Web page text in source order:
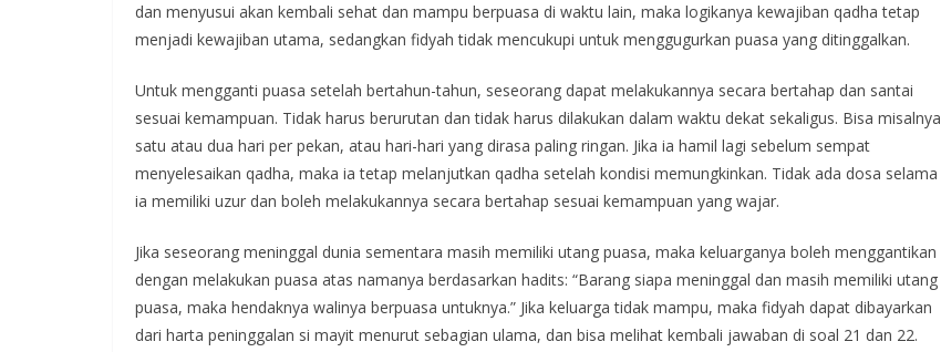
dan menyusui akan kembali sehat dan mampu berpuasa di waktu lain, maka logikanya kewajiban qadha tetap
menjadi kewajiban utama, sedangkan fidyah tidak mencukupi untuk menggugurkan puasa yang ditinggalkan.
Untuk mengganti puasa setelah bertahun-tahun, seseorang dapat melakukannya secara bertahap dan santai
sesuai kemampuan. Tidak harus berurutan dan tidak harus dilakukan dalam waktu dekat sekaligus. Bisa misalnya
satu atau dua hari per pekan, atau hari-hari yang dirasa paling ringan. Jika ia hamil lagi sebelum sempat
menyelesaikan qadha, maka ia tetap melanjutkan qadha setelah kondisi memungkinkan. Tidak ada dosa selama
ia memiliki uzur dan boleh melakukannya secara bertahap sesuai kemampuan yang wajar.
Jika seseorang meninggal dunia sementara masih memiliki utang puasa, maka keluarganya boleh menggantikan
dengan melakukan puasa atas namanya berdasarkan hadits: “Barang siapa meninggal dan masih memiliki utang
puasa, maka hendaknya walinya berpuasa untuknya.” Jika keluarga tidak mampu, maka fidyah dapat dibayarkan
dari harta peninggalan si mayit menurut sebagian ulama, dan bisa melihat kembali jawaban di soal 21 dan 22.